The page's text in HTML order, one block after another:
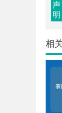
声
明
相